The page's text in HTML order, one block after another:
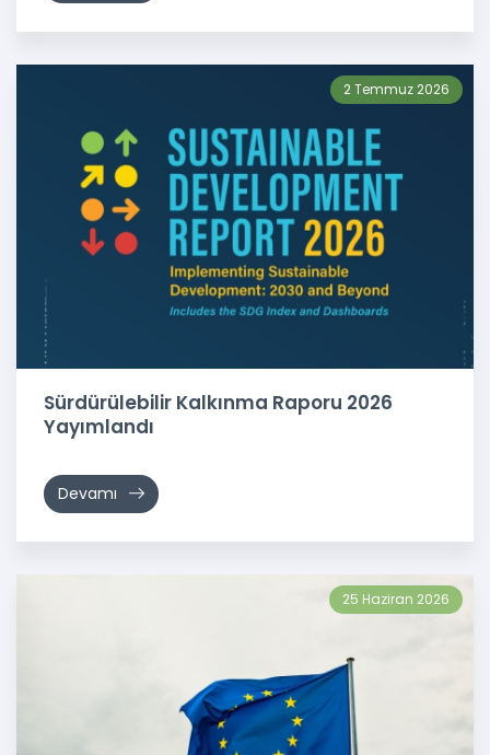
2 Temmuz 2026
Sürdürülebilir Kalkınma Raporu 2026
Yayımlandı
Devamı
25 Haziran 2026